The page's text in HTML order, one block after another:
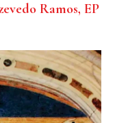
Ramos, EP